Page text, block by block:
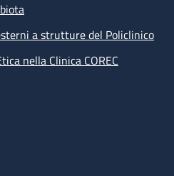
a strutture del Policlinico
nella Clinica COREC